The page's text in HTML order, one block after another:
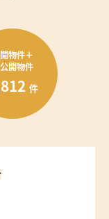
物件＋
開物件
件